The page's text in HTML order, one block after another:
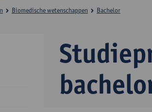
Biomedische wetenschappen Bachelor